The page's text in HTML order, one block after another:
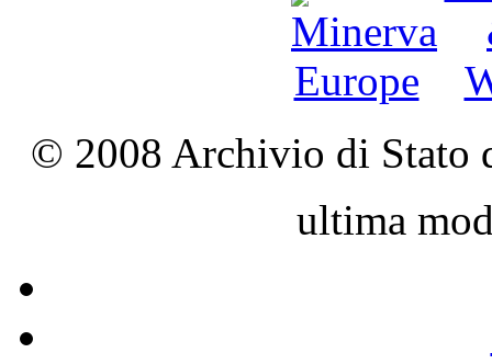
© 2008 Archivio di Stato
ultima